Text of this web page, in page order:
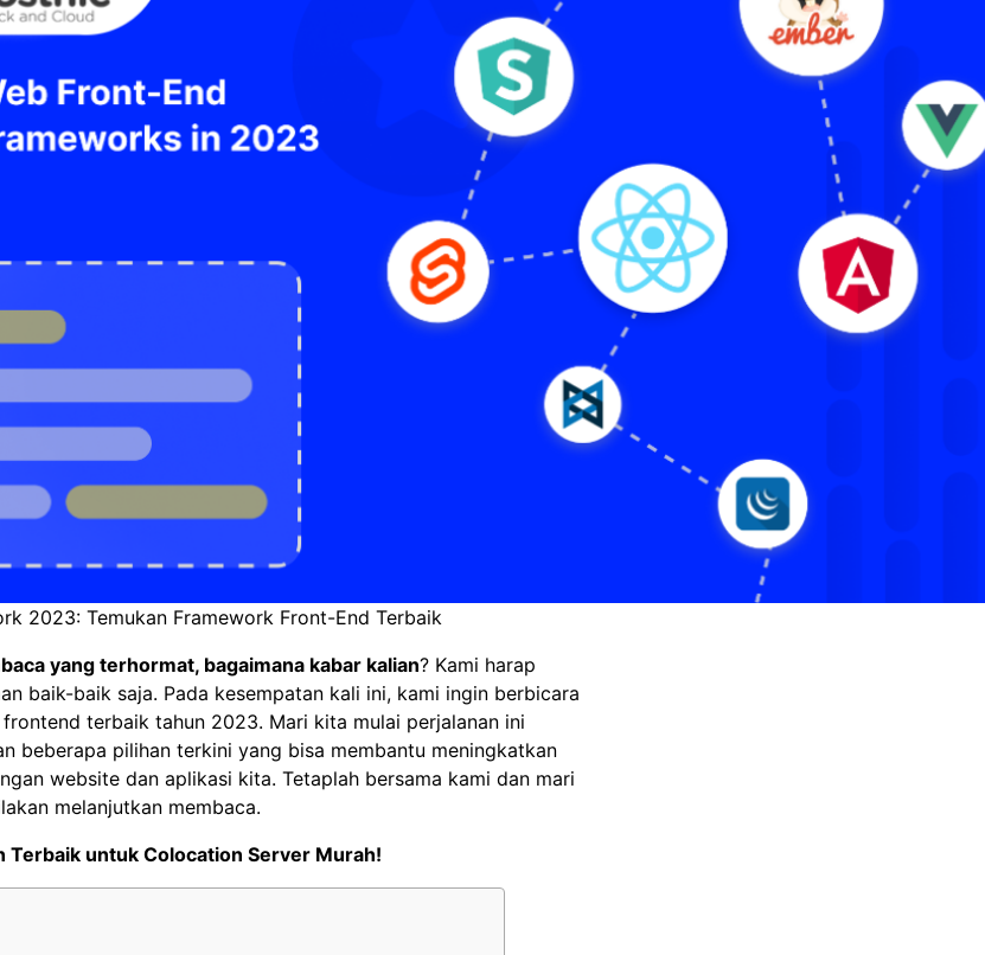
2023: Temukan Framework Front-End Terbaik
yang terhormat, bagaimana kabar kalian? Kami harap
baik-baik saja. Pada kesempatan kali ini, kami ingin berbicara
terbaik tahun 2023. Mari kita mulai perjalanan ini
beberapa pilihan terkini yang bisa membantu meningkatkan
website dan aplikasi kita. Tetaplah bersama kami dan mari
melanjutkan membaca.
Terbaik untukColocation Server Murah!